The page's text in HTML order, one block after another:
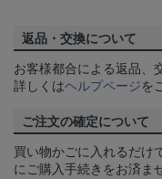
返品・交換について
お客様都合による返品、
詳しくはヘルプページを
ご注文の確定について
買い物かごに入れるだけ
にご購入手続きをお済ま